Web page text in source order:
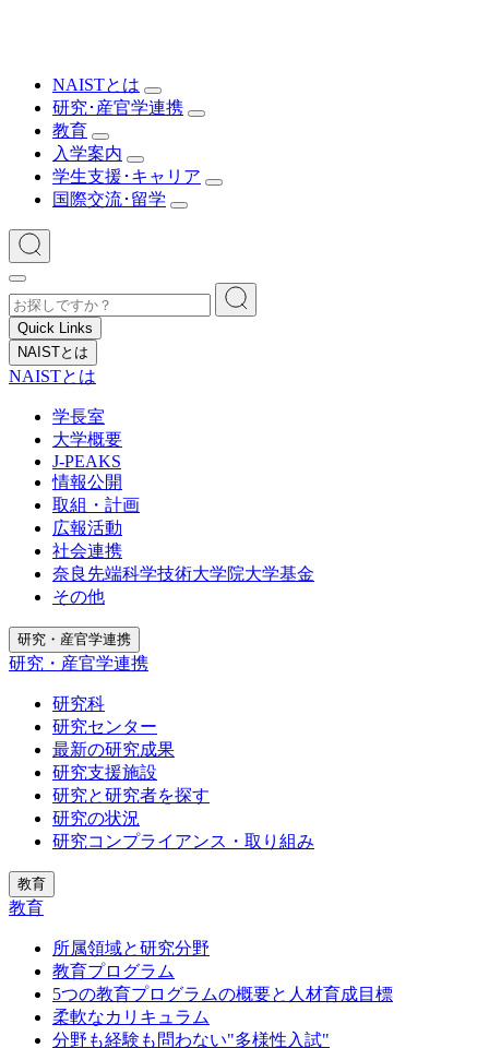
NAISTとは
研究･産官学連携
教育
入学案内
学生支援･キャリア
国際交流･留学
Quick Links
NAISTとは
NAISTとは
学長室
大学概要
J-PEAKS
情報公開
取組・計画
広報活動
社会連携
奈良先端科学技術大学院大学基金
その他
研究・産官学連携
研究・産官学連携
研究科
研究センター
最新の研究成果
研究支援施設
研究と研究者を探す
研究の状況
研究コンプライアンス・取り組み
教育
教育
所属領域と研究分野
教育プログラム
5つの教育プログラムの概要と人材育成目標
柔軟なカリキュラム
分野も経験も問わない"多様性入試"